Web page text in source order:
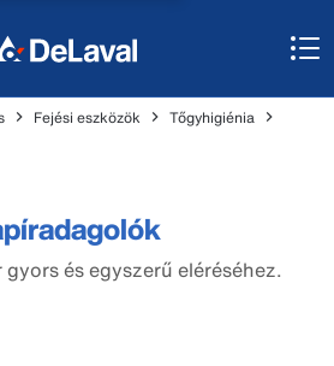
Fejési eszközök
Tőgyhigiénia
és egyszerű eléréséhez.